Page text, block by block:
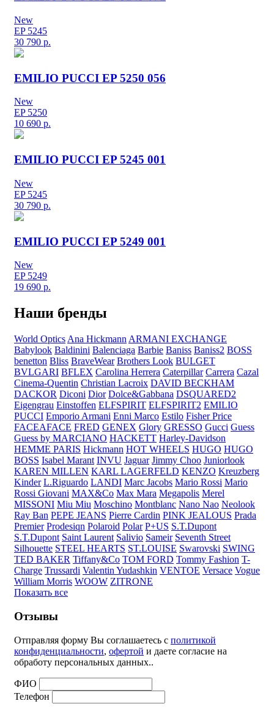
New
EP 5245
30 790 р.
EMILIO PUCCI EP 5250 056
New
EP 5250
10 690 р.
EMILIO PUCCI EP 5245 001
New
EP 5245
30 790 р.
EMILIO PUCCI EP 5249 001
New
EP 5249
19 690 р.
Наши бренды
World Optics Ana Hickmann ARMANI EXCHANGE
Babylook Baldinini Balenciaga Barbie Baniss Baniss2 BOSS
benetton Bliss BraveWear Brothers Look BULGET
BVLGARI BFLEX Carolina Herrera Caterpillar Carrera Cazal
Cinema-Quentin Christian Lacroix DAVID BECKHAM
DACKOR Diconi Dior Dolce&Gabbana DSQUARED2
Eigengrau Einstoffen ELFSPIRIT ELFSPIRIT2 EMILIO
PUCCI Emporio Armani Enni Marco Estilo Fisher Price
FACEAFACE FRED GENEX Glory GRESSO Gucci Guess
Guess by MARCIANO HACKETT Harley-Davidson
HEMME PARIS Hickmann HOT WHEELS HUGO HUGO
BOSS Isabel Marant INVU Jaguar Jimmy Choo Juniorlook
KAREN MILLEN KARL LAGERFELD KENZO Kreuzberg
Kinder L.Riguardo LANDI Marc Jacobs Mario Rossi Mario
Rossi Giovani MAX&Co Max Mara Megapolis Merel
MISSONI Miu Miu Moschino Montblanc Nano Nao Neolook
Ray Ban PEPE JEANS Pierre Cardin PINK JEALOUS Prada
Premier Prodesiqn Polaroid Polar P+US S.T.Dupont
S.T.Dupont Saint Laurent Salivio Sameir Seventh Street
Silhouette STEEL HEARTS ST.LOUISE Swarovski SWING
TED BAKER Tiffany&Co TOM FORD Tommy Fashion T-
Charge Trussardi Valentin Yudashkin VENTOE Versace Vogue
William Morris WOOW ZITRONE
Показать все
Отзывы
Отправляя форму Вы соглашаетесь с политикой
конфиденциальности, офертой и даете согласие на
обработу персональных данных..
ФИО
Телефон